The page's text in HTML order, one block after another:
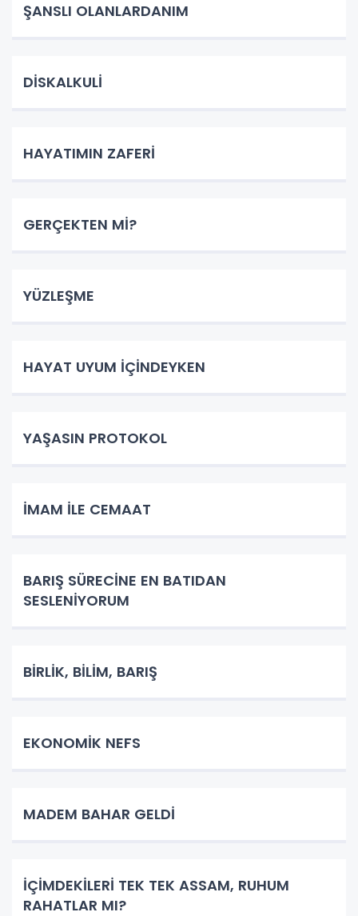
ŞANSLI OLANLARDANIM
DİSKALKULİ
HAYATIMIN ZAFERİ
GERÇEKTEN Mİ?
YÜZLEŞME
HAYAT UYUM İÇİNDEYKEN
YAŞASIN PROTOKOL
İMAM İLE CEMAAT
BARIŞ SÜRECİNE EN BATIDAN
SESLENİYORUM
BİRLİK, BİLİM, BARIŞ
EKONOMİK NEFS
MADEM BAHAR GELDİ
İÇİMDEKİLERİ TEK TEK ASSAM, RUHUM
RAHATLAR MI?